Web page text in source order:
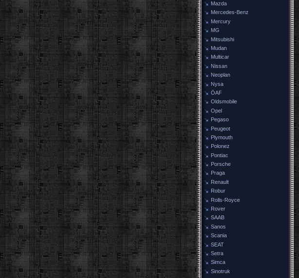
Mazda
Mercedes-Benz
Mercury
MG
Mitsubishi
Mudan
Multicar
Nissan
Neoplan
Nysa
ÖAF
Oldsmobile
Opel
Pegaso
Peugeot
Plymouth
Polonez
Pontiac
Porsche
Praga
Renault
Robur
Rolls-Royce
Rover
SAAB
Sanos
Scania
SEAT
Setra
Simca
Sinotruk